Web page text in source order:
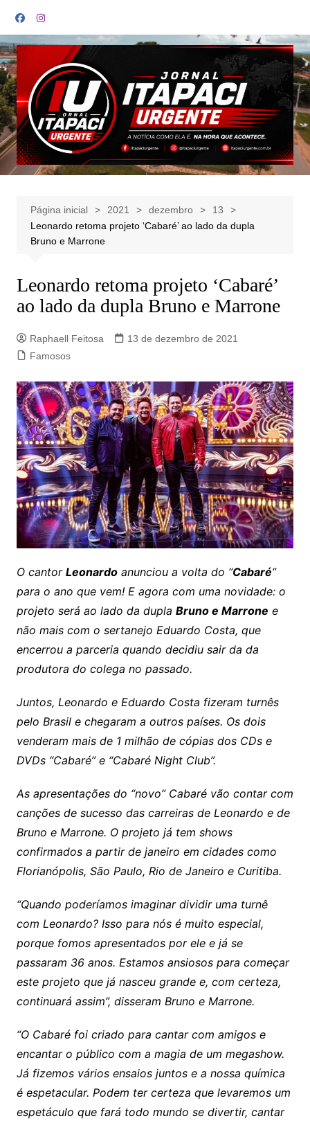
para
o
conteúdo
Página inicial 2021 dezembro
13
Leonardo retoma projeto ‘Cabaré’ ao lado da dupla
Bruno e Marrone
Leonardo retoma projeto ‘Cabaré’
ao lado da dupla Bruno e Marrone
Raphaell Feitosa
13 de dezembro de 2021
Famosos
O cantor Leonardoanunciou a volta do “Cabaré”
para o ano que vem! E agora com uma novidade: o
projeto será ao lado da dupla Bruno e Marrone e
não mais com o sertanejo Eduardo Costa, que
encerrou a parceria quando decidiu sair da da
produtora do colega no passado.
Juntos, Leonardo e Eduardo Costa fizeram turnês
pelo Brasil e chegaram a outros países. Os dois
venderam mais de 1 milhão de cópias dos CDs e
DVDs “Cabaré” e “Cabaré Night Club”.
As apresentações do “novo” Cabaré vão contar com
canções de sucesso das carreiras de Leonardo e de
Bruno e Marrone. O projeto já tem shows
confirmados a partir de janeiro em cidades como
Florianópolis, São Paulo, Rio de Janeiro e Curitiba.
“Quando poderíamos imaginar dividir uma turnê
com Leonardo? Isso para nós é muito especial,
porque fomos apresentados por ele e já se
passaram 36 anos. Estamos ansiosos para começar
este projeto que já nasceu grande e, com certeza,
continuará assim”, disseram Bruno e Marrone.
“O Cabaré foi criado para cantar com amigos e
encantar o público com a magia de um megashow.
Já fizemos vários ensaios juntos e a nossa química
é espetacular. Podem ter certeza que levaremos um
espetáculo que fará todo mundo se divertir, cantar